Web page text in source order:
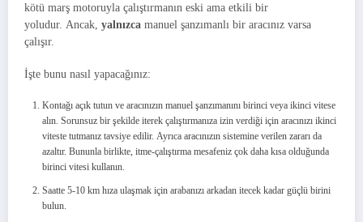
kötü marş motoruyla çalıştırmanın eski ama etkili bir
yoludur. Ancak, yalnızca manuel şanzımanlı bir aracınız varsa
çalışır.
İşte bunu nasıl yapacağınız:
Kontağı açık tutun ve aracınızın manuel şanzımanını birinci veya ikinci vitese
alın. Sorunsuz bir şekilde iterek çalıştırmanıza izin verdiği için aracınızı ikinci
viteste tutmanız tavsiye edilir. Ayrıca aracınızın sistemine verilen zararı da
azaltır. Bununla birlikte, itme-çalıştırma mesafeniz çok daha kısa olduğunda
birinci vitesi kullanın.
Saatte 5-10 km hıza ulaşmak için arabanızı arkadan itecek kadar güçlü birini
bulun.